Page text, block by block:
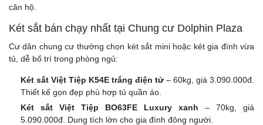
căn hộ.
Két sắt bán chạy nhất tại Chung cư Dolphin Plaza
Cư dân chung cư thường chọn két sắt mini hoặc két gia đình vừa
tủ, dễ bố trí trong phòng ngủ:
Két sắt Việt Tiệp K54E trắng điện tử– 60kg, giá 3.090.000đ.
Thiết kế gọn đẹp phù hợp tủ quần áo.
Két sắt Việt Tiệp BO63FE Luxury xanh – 70kg, giá
5.090.000đ. Dung tích lớn cho gia đình đông người.